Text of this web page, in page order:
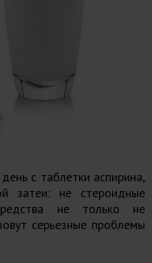
с таблетки аспирина,
затеи: не стероидные
не только не
серьезные проблемы